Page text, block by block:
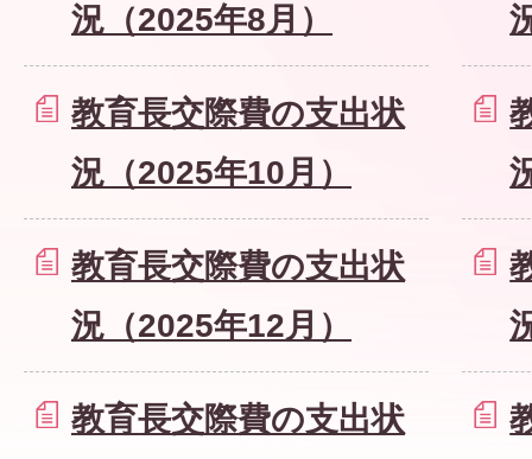
況（2025年8月）
教育長交際費の支出状
況（2025年10月）
教育長交際費の支出状
況（2025年12月）
教育長交際費の支出状